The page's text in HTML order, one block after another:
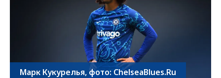
Марк Кукурелья, фото: ChelseaBlues.Ru